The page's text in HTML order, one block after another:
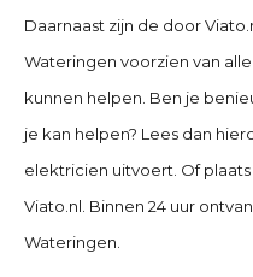
Daarnaast zijn de door
Wateringen voorzien van
kunnen helpen. Ben je
je kan helpen? Lees dan
elektricien uitvoert. Of
Viato.nl. Binnen 24 uur
Wateringen.